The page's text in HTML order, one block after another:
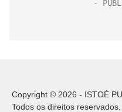
Copyright © 2026 - ISTOÉ
Todos os direitos reservados.